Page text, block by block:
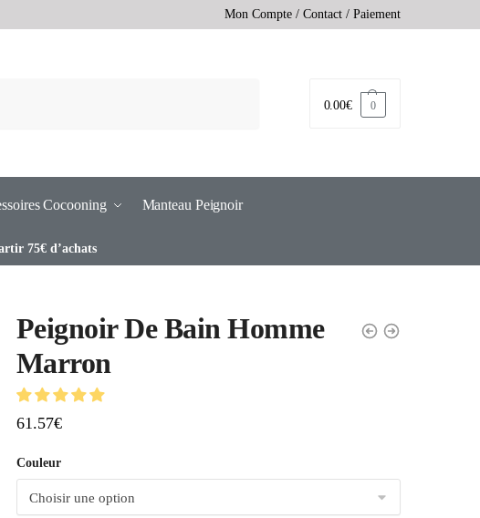
Mon Compte / Contact / Paiement
0.00€ 0
Cocooning Manteau Peignoir
75€ d’achats
Peignoir De Bain Homme
Marron
61.57€
Couleur